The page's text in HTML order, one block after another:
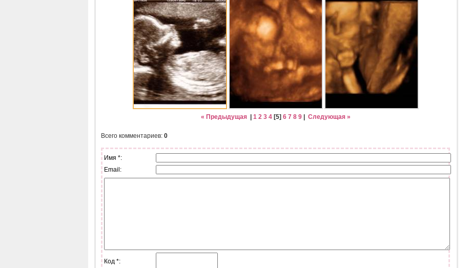
« Предыдущая| 1 2 3 4[5] 6 7 8 9| Следующая »
Всего комментариев: 0
Имя *:
Email:
Код *: